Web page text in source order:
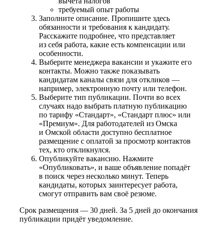
требуемый опыт работы
Заполните описание. Пропишите здесь
обязанности и требования к кандидату.
Расскажите подробнее, что представляет
из себя работа, какие есть компенсации или
особенности.
Выберите менеджера вакансии и укажите его
контакты. Можно также показывать
кандидатам каналы связи для откликов —
например, электронную почту или телефон.
Выберите тип публикации. Почти во всех
случаях надо выбрать платную публикацию
по тарифу «Стандарт», «Стандарт плюс» или
«Премиум». Для работодателей из Омска
и Омской области доступно бесплатное
размещение с оплатой за просмотр контактов
тех, кто откликнулся.
Опубликуйте вакансию. Нажмите
«Опубликовать», и ваше объявление попадёт
в поиск через несколько минут. Теперь
кандидаты, которых заинтересует работа,
смогут отправить вам своё резюме.
Срок размещения — 30 дней. За 5 дней до окончания
публикации придёт уведомление.